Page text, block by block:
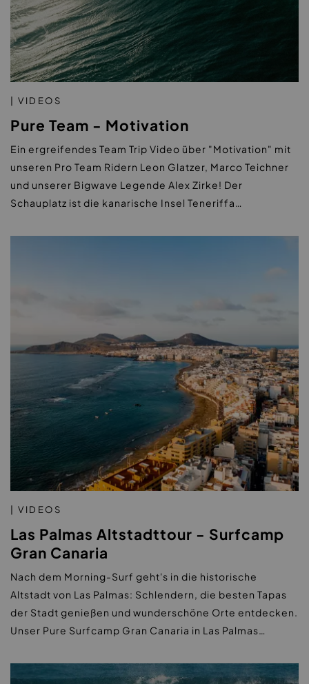
| VIDEOS
Pure Team - Motivation
Ein ergreifendes Team Trip Video über "Motivation" mit
unseren Pro Team Ridern Leon Glatzer, Marco Teichner
und unserer Bigwave Legende Alex Zirke! Der
Schauplatz ist die kanarische Insel Teneriffa…
| VIDEOS
Las Palmas Altstadttour - Surfcamp
Gran Canaria
Nach dem Morning-Surf geht's in die historische
Altstadt von Las Palmas: Schlendern, die besten Tapas
der Stadt genießen und wunderschöne Orte entdecken.
Unser Pure Surfcamp Gran Canaria in Las Palmas…